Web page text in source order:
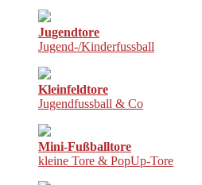
Jugendtore
Jugend-/Kinderfussball
Kleinfeldtore
Jugendfussball & Co
Mini-Fußballtore
kleine Tore & PopUp-Tore